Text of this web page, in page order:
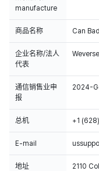
manufacture
商品名称 Can
企业名称/法人
代表
通信销售业申
报
2024-
总机 +1
E-mail
地址
2110